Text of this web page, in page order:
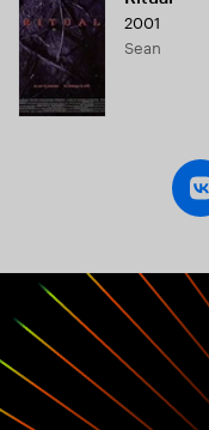
2001
Sean